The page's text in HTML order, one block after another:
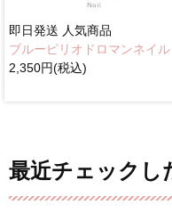
即日発送 人気商品
ブルーピリオドロマンネイル
2,350円(税込)
最近チェックし